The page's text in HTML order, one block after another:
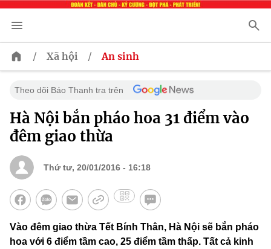
/ Xã hội / An sinh
Theo dõi Báo Thanh tra trên
Hà Nội bắn pháo hoa 31 điểm vào
đêm giao thừa
Thứ tư, 20/01/2016 - 16:18
Vào đêm giao thừa Tết Bính Thân, Hà Nội sẽ bắn pháo
hoa với 6 điểm tầm cao, 25 điểm tầm thấp. Tất cả kinh